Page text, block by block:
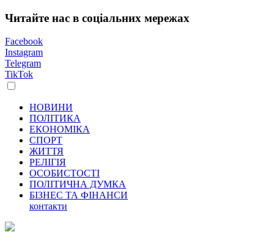
Читайте нас в соціальних мережах
Facebook
Instagram
Telegram
TikTok
НОВИНИ
ПОЛІТИКА
ЕКОНОМІКА
СПОРТ
ЖИТТЯ
РЕЛІГІЯ
ОСОБИСТОСТІ
ПОЛІТИЧНА ДУМКА
БІЗНЕС ТА ФІНАНСИ
контакти